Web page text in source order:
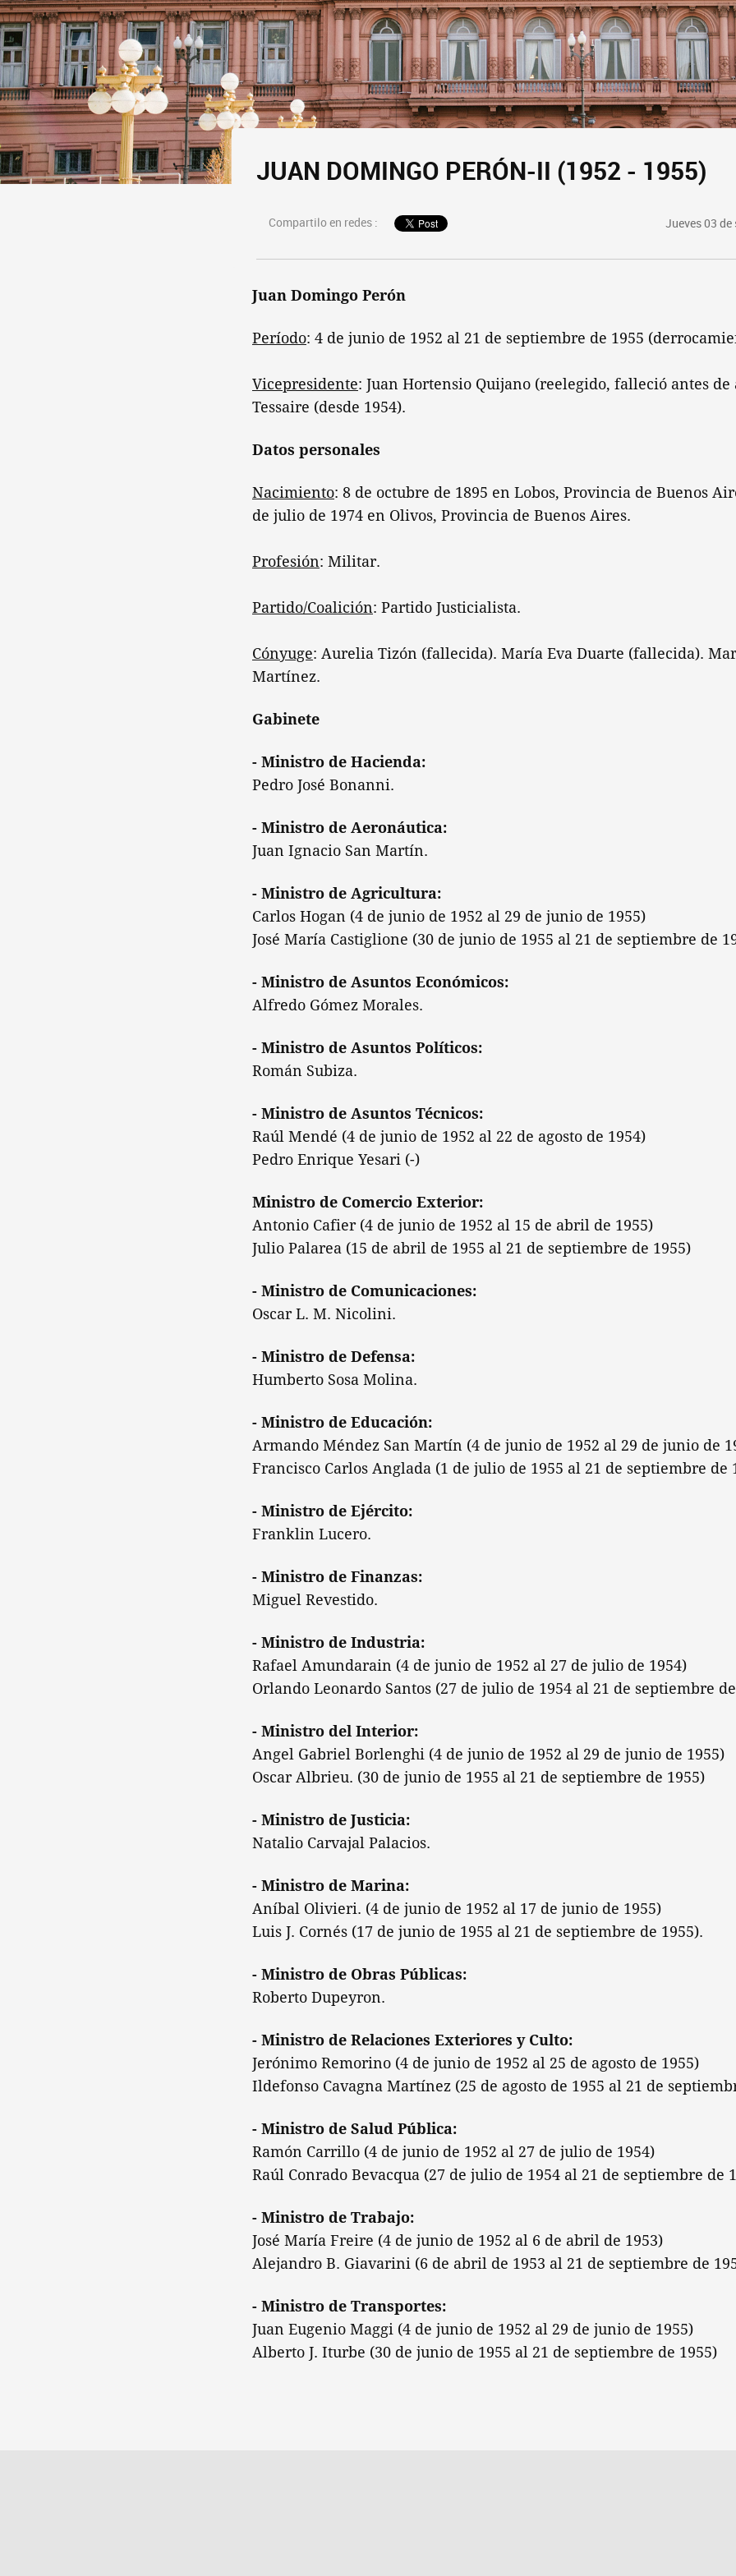
JUAN DOMINGO PERÓN-II (1952 - 1955)
Compartilo en redes : Jueves 03
Juan Domingo Perón
Período: 4 de junio de 1952 al 21 de septiembre de 1955
Vicepresidente: Juan Hortensio Quijano (reelegido, falleció antes
Tessaire (desde 1954).
Datos personales
Nacimiento: 8 de octubre de 1895 en Lobos, Provincia de Buenos
de julio de 1974 en Olivos, Provincia de Buenos Aires.
Profesión: Militar.
Partido/Coalición: Partido Justicialista.
Cónyuge: Aurelia Tizón (fallecida). María Eva Duarte (fallecida).
Martínez.
Gabinete
- Ministro de Hacienda:
Pedro José Bonanni.
- Ministro de Aeronáutica:
Juan Ignacio San Martín.
- Ministro de Agricultura:
Carlos Hogan (4 de junio de 1952 al 29 de junio de 1955)
José María Castiglione (30 de junio de 1955 al 21 de septiembre de
- Ministro de Asuntos Económicos:
Alfredo Gómez Morales.
- Ministro de Asuntos Políticos:
Román Subiza.
- Ministro de Asuntos Técnicos:
Raúl Mendé (4 de junio de 1952 al 22 de agosto de 1954)
Pedro Enrique Yesari (-)
Ministro de Comercio Exterior:
Antonio Cafier (4 de junio de 1952 al 15 de abril de 1955)
Julio Palarea (15 de abril de 1955 al 21 de septiembre de 1955)
- Ministro de Comunicaciones:
Oscar L. M. Nicolini.
- Ministro de Defensa:
Humberto Sosa Molina.
- Ministro de Educación:
Armando Méndez San Martín (4 de junio de 1952 al 29 de junio de
Francisco Carlos Anglada (1 de julio de 1955 al 21 de septiembre de
- Ministro de Ejército:
Franklin Lucero.
- Ministro de Finanzas:
Miguel Revestido.
- Ministro de Industria:
Rafael Amundarain (4 de junio de 1952 al 27 de julio de 1954)
Orlando Leonardo Santos (27 de julio de 1954 al 21 de septiembre
- Ministro del Interior:
Angel Gabriel Borlenghi (4 de junio de 1952 al 29 de junio de 1955)
Oscar Albrieu. (30 de junio de 1955 al 21 de septiembre de 1955)
- Ministro de Justicia:
Natalio Carvajal Palacios.
- Ministro de Marina:
Aníbal Olivieri. (4 de junio de 1952 al 17 de junio de 1955)
Luis J. Cornés (17 de junio de 1955 al 21 de septiembre de 1955).
- Ministro de Obras Públicas:
Roberto Dupeyron.
- Ministro de Relaciones Exteriores y Culto:
Jerónimo Remorino (4 de junio de 1952 al 25 de agosto de 1955)
Ildefonso Cavagna Martínez (25 de agosto de 1955 al 21 de
- Ministro de Salud Pública:
Ramón Carrillo (4 de junio de 1952 al 27 de julio de 1954)
Raúl Conrado Bevacqua (27 de julio de 1954 al 21 de septiembre de
- Ministro de Trabajo:
José María Freire (4 de junio de 1952 al 6 de abril de 1953)
Alejandro B. Giavarini (6 de abril de 1953 al 21 de septiembre de
- Ministro de Transportes:
Juan Eugenio Maggi (4 de junio de 1952 al 29 de junio de 1955)
Alberto J. Iturbe (30 de junio de 1955 al 21 de septiembre de 1955)